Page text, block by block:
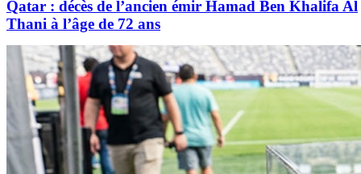
Qatar : décès de l’ancien émir Hamad Ben Khalifa Al
Thani à l’âge de 72 ans